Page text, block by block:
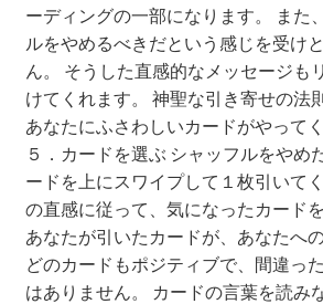
プレミアムプランの解約について
利用規約
流用パターン1（カード紹介）
流用パターン2（ワーク紹介）
流用パターン3（読み物コンテンツ）
ーディングの一部になります。 また
ルをやめるべきだという感じを受け
ん。 そうした直感的なメッセージも
けてくれます。 神聖な引き寄せの法
あなたにふさわしいカードがやってく
５．カードを選ぶ シャッフルをやめ
ードを上にスワイプして１枚引いて
の直感に従って、気になったカード
あなたが引いたカードが、あなたへ
どのカードもポジティブで、間違っ
はありません。 カードの言葉を読み